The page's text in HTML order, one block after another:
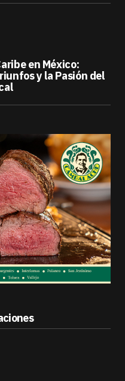
en México:
y la Pasión del